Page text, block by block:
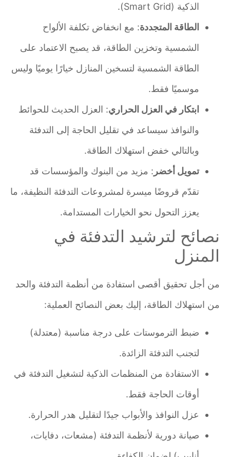
الذكية (Smart Grid).
الطاقة المتجددة: مع انخفاض تكلفة الألواح
الشمسية وتخزين الطاقة، قد يصبح الاعتماد على
الطاقة الشمسية لتسخين المنازل خيارًا يوميًا وليس
موسميًا فقط.
ابتكار في العزل الحراري: العزل الحديث للحوائط
والنوافذ سيساعد في تقليل الحاجة إلى التدفئة
وبالتالي خفض استهلاك الطاقة.
تمويل أخضر: مزيد من البنوك والمؤسسات قد
تقدّم قروضًا ميسرة لمشروعات التدفئة النظيفة، ما
يعزز التحول نحو الخيارات المستدامة.
نصائح لترشيد التدفئة في
المنزل
من أجل تحقيق أقصى استفادة من أنظمة التدفئة والحد
من استهلاك الطاقة، إليك بعض النصائح العملية:
ضبط الترموستات على درجة مناسبة (معتدلة)
لتجنب التدفئة الزائدة.
الاستفادة من المنظمات الذكية لتشغيل التدفئة في
أوقات الحاجة فقط.
عزل النوافذ والأبواب جيدًا لتقليل هدر الحرارة.
صيانة دورية لأنظمة التدفئة (مشعات، دفايات،